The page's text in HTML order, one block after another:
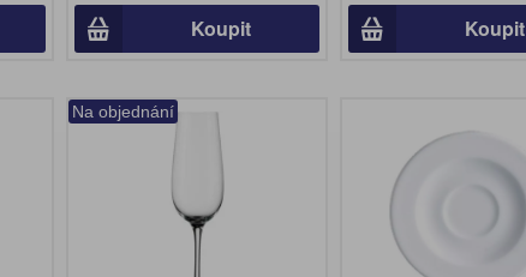
Koupit Koupit
Na objednání